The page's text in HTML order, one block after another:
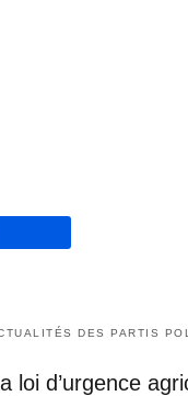
DES PARTIS
loi d’urgence